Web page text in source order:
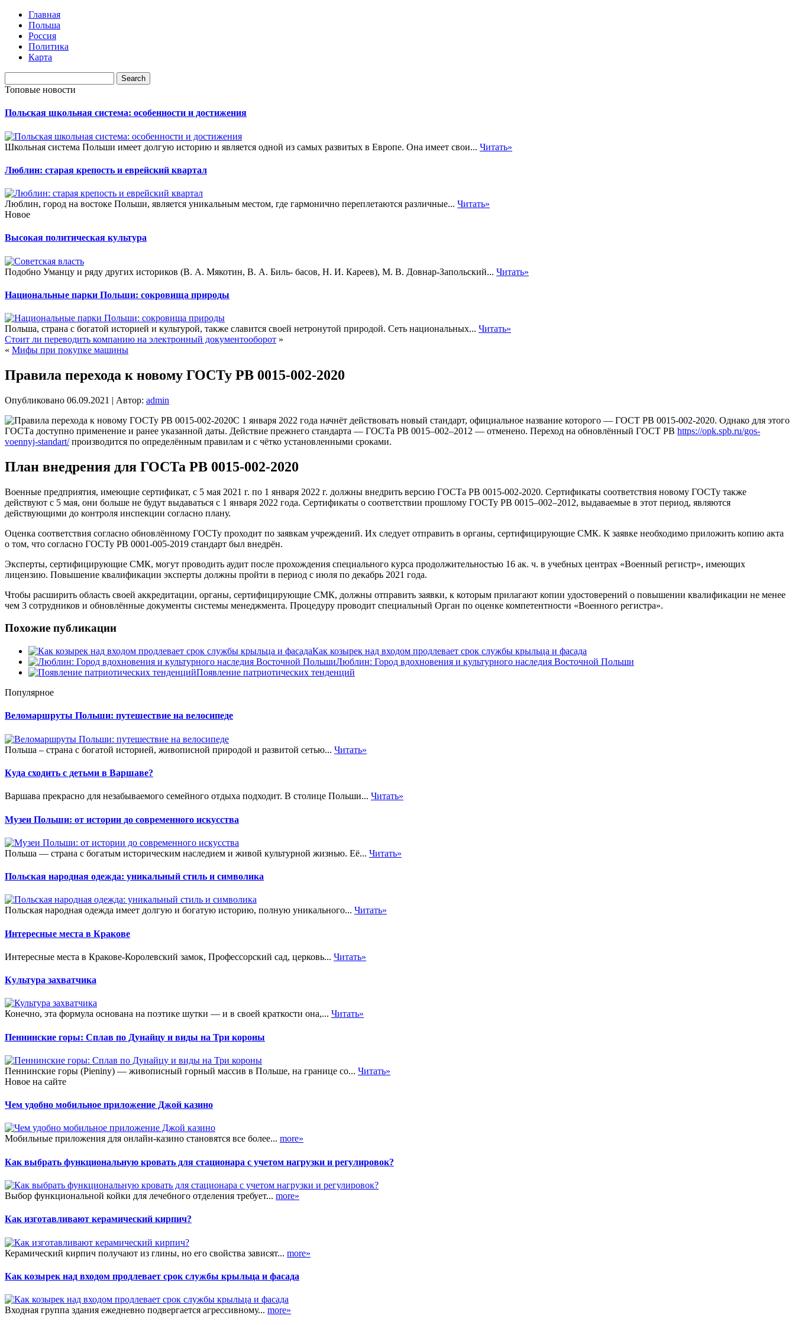
Главная
Польша
Россия
Политика
Карта
Топовые новости
Польская школьная система: особенности и достижения
Школьная система Польши имеет долгую историю и является одной из самых развитых в Европе. Она имеет свои... Читать»
Люблин: старая крепость и еврейский квартал
Люблин, город на востоке Польши, является уникальным местом, где гармонично переплетаются различные... Читать»
Новое
Высокая политическая культура
Подобно Уманцу и ряду других историков (В. А. Мякотин, В. А. Биль- басов, Н. И. Кареев), М. В. Довнар-Запольский... Читать»
Национальные парки Польши: сокровища природы
Польша, страна с богатой историей и культурой, также славится своей нетронутой природой. Сеть национальных... Читать»
Стоит ли переводить компанию на электронный документооборот »
« Мифы при покупке машины
Правила перехода к новому ГОСТу РВ 0015-002-2020
Опубликовано 06.09.2021 | Автор: admin
С 1 января 2022 года начнёт действовать новый стандарт, официальное название которого — ГОСТ РВ 0015-002-2020. Однако для этого
ГОСТа доступно применение и ранее указанной даты. Действие прежнего стандарта — ГОСТа РВ 0015–002–2012 — отменено. Переход на обновлённый ГОСТ РВ https://opk.spb.ru/gos-
voennyj-standart/производится по определённым правилам и с чётко установленными сроками.
План внедрения для ГОСТа РВ 0015-002-2020
Военные предприятия, имеющие сертификат, с 5 мая 2021 г. по 1 января 2022 г. должны внедрить версию ГОСТа РВ 0015-002-2020. Сертификаты соответствия новому ГОСТу также
действуют с 5 мая, они больше не будут выдаваться с 1 января 2022 года. Сертификаты о соответствии прошлому ГОСТу РВ 0015–002–2012, выдаваемые в этот период, являются
действующими до контроля инспекции согласно плану.
Оценка соответствия согласно обновлённому ГОСТу проходит по заявкам учреждений. Их следует отправить в органы, сертифицирующие СМК. К заявке необходимо приложить копию акта
о том, что согласно ГОСТу РВ 0001-005-2019 стандарт был внедрён.
Эксперты, сертифицирующие СМК, могут проводить аудит после прохождения специального курса продолжительностью 16 ак. ч. в учебных центрах «Военный регистр», имеющих
лицензию. Повышение квалификации эксперты должны пройти в период с июля по декабрь 2021 года.
Чтобы расширить область своей аккредитации, органы, сертифицирующие СМК, должны отправить заявки, к которым прилагают копии удостоверений о повышении квалификации не менее
чем 3 сотрудников и обновлённые документы системы менеджмента. Процедуру проводит специальный Орган по оценке компетентности «Военного регистра».
Похожие публикации
Как козырек над входом продлевает срок службы крыльца и фасада
Люблин: Город вдохновения и культурного наследия Восточной Польши
Появление патриотических тенденций
Популярное
Веломаршруты Польши: путешествие на велосипеде
Польша – страна с богатой историей, живописной природой и развитой сетью... Читать»
Куда сходить с детьми в Варшаве?
Варшава прекрасно для незабываемого семейного отдыха подходит. В столице Польши... Читать»
Музеи Польши: от истории до современного искусства
Польша — страна с богатым историческим наследием и живой культурной жизнью. Её... Читать»
Польская народная одежда: уникальный стиль и символика
Польская народная одежда имеет долгую и богатую историю, полную уникального... Читать»
Интересные места в Кракове
Интересные места в Кракове-Королевский замок, Профессорский сад, церковь... Читать»
Культура захватчика
Конечно, эта формула основана на поэтике шутки — и в своей краткости она,... Читать»
Пеннинские горы: Сплав по Дунайцу и виды на Три короны
Пеннинские горы (Pieniny) — живописный горный массив в Польше, на границе со... Читать»
Новое на сайте
Чем удобно мобильное приложение Джой казино
Мобильные приложения для онлайн-казино становятся все более... more»
Как выбрать функциональную кровать для стационара с учетом нагрузки и регулировок?
Выбор функциональной койки для лечебного отделения требует... more»
Как изготавливают керамический кирпич?
Керамический кирпич получают из глины, но его свойства зависят... more»
Как козырек над входом продлевает срок службы крыльца и фасада
Входная группа здания ежедневно подвергается агрессивному... more»